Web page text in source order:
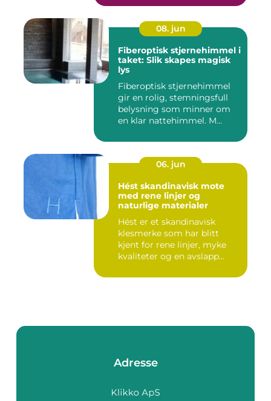
08. jun
Fiberoptisk stjernehimmel i
taket: Slik skapes magisk
lys
Fiberoptisk stjernehimmel
gir en rolig, stemningsfull
belysning som minner om
en klar nattehimmel. M...
06. jun
Hést skandinavisk mote
med rene linjer og
naturlige materialer
Hést er et skandinavisk
klesmerke som har blitt
kjent for rene linjer, myke
kvaliteter og en avslapp...
Adresse